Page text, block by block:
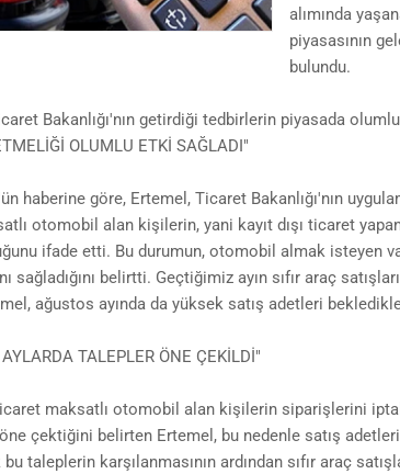
alımında
piyasasının
bulundu.
Bakanlığı'nın getirdiği tedbirlerin piyasada
OLUMLU ETKİ SAĞLADI"
haberine göre, Ertemel, Ticaret Bakanlığı'nın
otomobil alan kişilerin, yani kayıt dışı ticaret
ifade etti. Bu durumun, otomobil almak isteyen
sağladığını belirtti. Geçtiğimiz ayın sıfır araç
ağustos ayında da yüksek satış adetleri
TALEPLER ÖNE ÇEKİLDİ"
ticaret maksatlı otomobil alan kişilerin siparişlerini
çektiğini belirten Ertemel, bu nedenle satış
taleplerin karşılanmasının ardından sıfır araç